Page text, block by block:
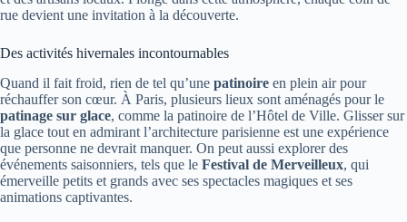
rue devient une invitation à la découverte.
Des activités hivernales incontournables
Quand il fait froid, rien de tel qu’une patinoire en plein air pour
réchauffer son cœur. À Paris, plusieurs lieux sont aménagés pour le
patinage sur glace, comme la patinoire de l’Hôtel de Ville. Glisser sur
la glace tout en admirant l’architecture parisienne est une expérience
que personne ne devrait manquer. On peut aussi explorer des
événements saisonniers, tels que le Festival de Merveilleux, qui
émerveille petits et grands avec ses spectacles magiques et ses
animations captivantes.